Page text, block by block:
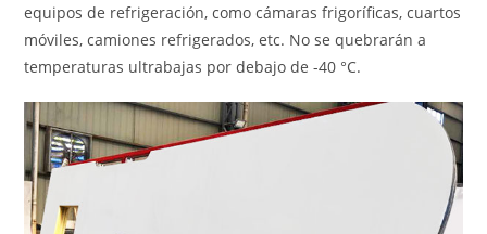
equipos de refrigeración, como cámaras frigoríficas, cuartos
móviles, camiones refrigerados, etc. No se quebrarán a
temperaturas ultrabajas por debajo de -40 °C.